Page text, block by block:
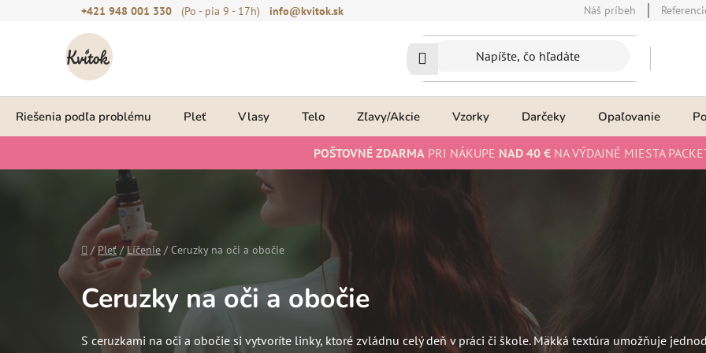
+421 948 001 330 (Po - pia 9 - 17h) info@kvitok.sk Náš príbeh
Riešenia podľa problému Pleť Vlasy Telo Zľavy/Akcie Vzorky Darčeky Opaľovanie
POŠTOVNÉ ZDARMA PRI NÁKUPE NAD 40 € NA VÝDAJNÉ MIESTA
Domov
/ Pleť / Líčenie / Ceruzky na oči a obočie
Ceruzky na oči a obočie
S ceruzkami na oči a obočie si vytvoríte linky, ktoré zvládnu celý deň v práci či škole. Mäkká textúra umožňuje